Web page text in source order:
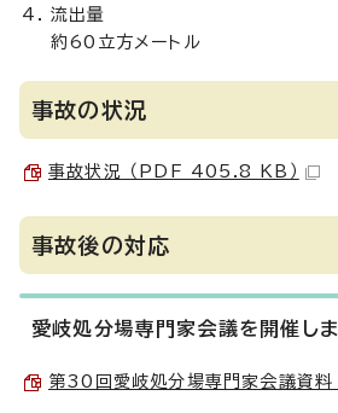
流出量
約60立方メートル
事故の状況
事故状況 （PDF 405.8 KB）
事故後の対応
愛岐処分場専門家会議を開催し
第30回愛岐処分場専門家会議資